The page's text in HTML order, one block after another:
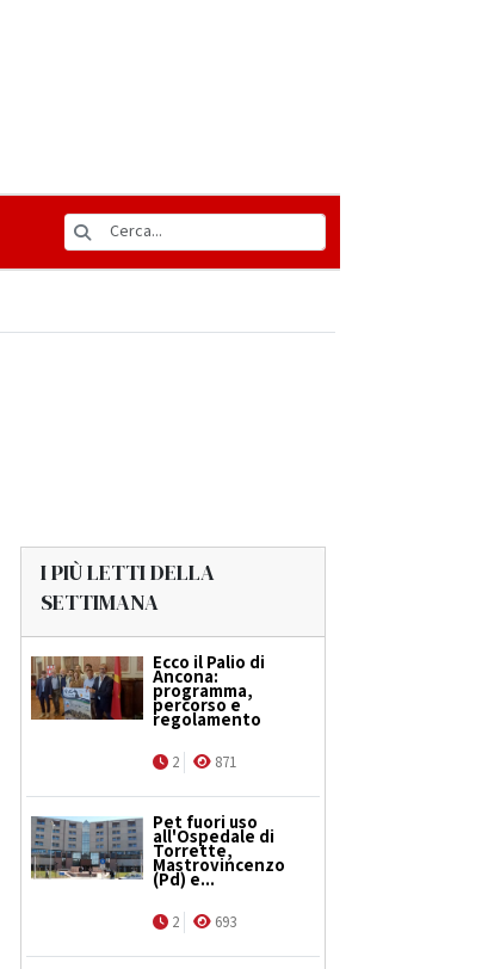
I PIÙ LETTI DELLA
SETTIMANA
Ecco il Palio di
Ancona:
programma,
percorso e
regolamento
2 871
Pet fuori uso
all'Ospedale di
Torrette,
Mastrovincenzo
(Pd) e...
2 693